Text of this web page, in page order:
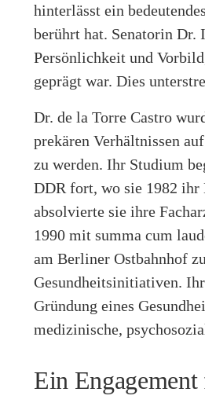
hinterlässt ein
berührt hat. Senatorin Dr.
Persönlichkeit und
geprägt war. Dies
Dr. de la Torre Castro
prekären Verhältnissen
zu werden. Ihr Studium
DDR fort, wo sie 1982
absolvierte sie ihre
1990 mit summa cum
am Berliner Ostbahnhof
Gesundheitsinitiativen.
Gründung eines
medizinische,
Ein